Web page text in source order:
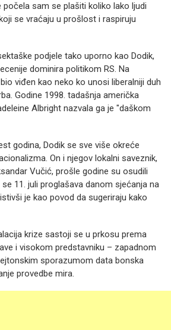
počela sam se plašiti koliko lako ljudi
se vraćaju u prošlost i raspiruju
podjele tako uporno kao Dodik,
dominira politikom RS. Na
viđen kao neko ko unosi liberalniji duh
Godine 1998. tadašnja američka
Albright nazvala ga je "daškom
godina, Dodik se sve više okreće
On i njegov lokalni saveznik,
Vučić, prošle godine su osudili
11. juli proglašava danom sjećanja na
je kao povod da sugeriraju kako
krize sastoji se u prkosu prema
i visokom predstavniku – zapadnom
sporazumom data bonska
provedbe mira.